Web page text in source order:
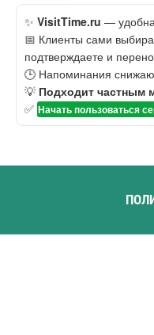
✨ VisitTime.ru —
📅 Клиенты сами
подтверждаете и
🕒 Напоминания
💡 Подходит частным
✅ Начать пользоваться